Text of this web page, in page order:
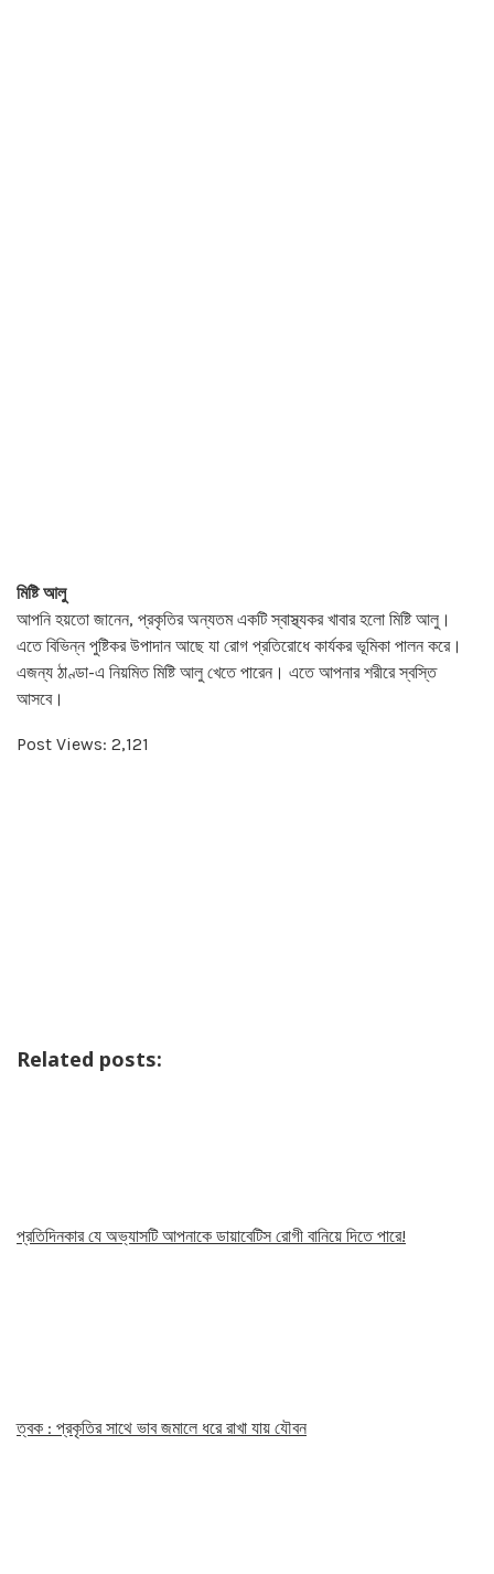
মিষ্টি আলু
আপনি হয়তো জানেন, প্রকৃতির অন্যতম একটি স্বাস্থ্যকর খাবার হলো মিষ্টি আলু।
এতে বিভিন্ন পুষ্টিকর উপাদান আছে যা রোগ প্রতিরোধে কার্যকর ভূমিকা পালন করে।
এজন্য ঠাণ্ডা-এ নিয়মিত মিষ্টি আলু খেতে পারেন। এতে আপনার শরীরে স্বস্তি
আসবে।
Post Views: 2,121
Related posts:
প্রতিদিনকার যে অভ্যাসটি আপনাকে ডায়াবেটিস রোগী বানিয়ে দিতে পারে!
ত্বক : প্রকৃতির সাথে ভাব জমালে ধরে রাখা যায় যৌবন